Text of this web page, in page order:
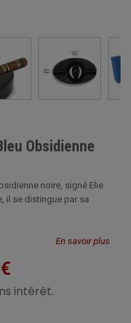
Obsidienne
noire, signé Elie
il se distingue par sa
En savoir plus